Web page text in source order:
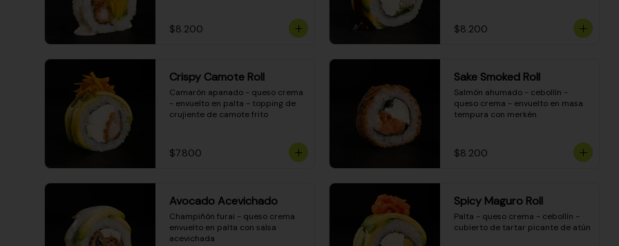
$8.200 $8.200
Crispy Camote Roll
Camarón apanado - queso crema
- envuelto en palta - topping de
crujiente de camote frito
$7.800
Sake Smoked Roll
Salmón ahumado - cebollín -
queso crema - envuelto en masa
tempura con merkén
$8.200
Avocado Acevichado
Champiñón furai - queso crema
envuelto en palta con salsa
acevichada
Spicy Maguro Roll
Palta - queso crema - cebollín -
cubierto de tartar picante de atún